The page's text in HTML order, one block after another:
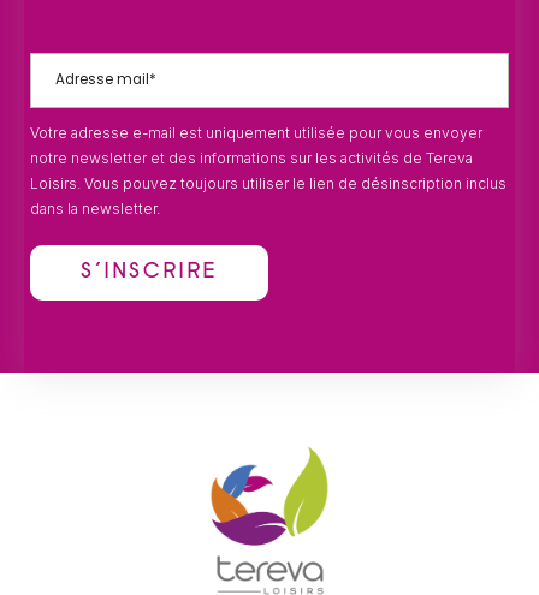
Votre adresse e-mail est uniquement utilisée pour vous envoyer
notre newsletter et des informations sur les activités de Tereva
Loisirs. Vous pouvez toujours utiliser le lien de désinscription inclus
dans la newsletter.